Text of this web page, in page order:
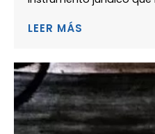
LEER MÁS